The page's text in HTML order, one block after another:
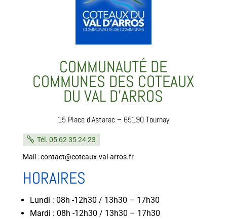
COMMUNAUTÉ DE
COMMUNES DES COTEAUX
DU VAL D’ARROS
15 Place d’Astarac – 65190 Tournay
Tél. 05 62 35 24 23
Mail : contact@coteaux-val-arros.fr
HORAIRES
Lundi : 08h -12h30 / 13h30 – 17h30
Mardi : 08h -12h30 / 13h30 – 17h30